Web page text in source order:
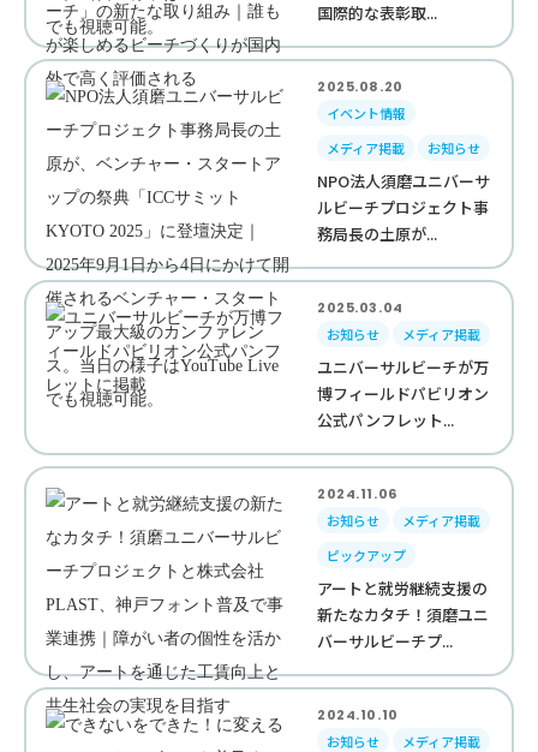
国際的な表彰取...
2025.08.20
イベント情報
メディア掲載
お知らせ
NPO法人須磨ユニバーサ
ルビーチプロジェクト事
務局長の土原が...
2025.03.04
お知らせ
メディア掲載
ユニバーサルビーチが万
博フィールドパビリオン
公式パンフレット...
2024.11.06
お知らせ
メディア掲載
ピックアップ
アートと就労継続支援の
新たなカタチ！須磨ユニ
バーサルビーチプ...
2024.10.10
お知らせ
メディア掲載